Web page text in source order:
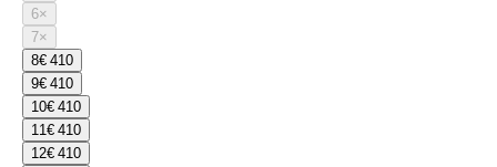
6×
7×
8€ 410
9€ 410
10€ 410
11€ 410
12€ 410